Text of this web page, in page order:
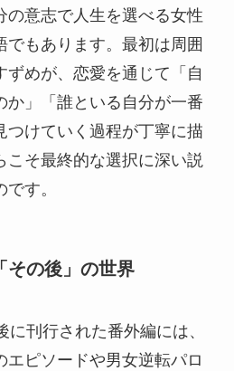
の意志で人生を選べる女性
でもあります。最初は周囲
ずめが、恋愛を通じて「自
か」「誰といる自分が一番
つけていく過程が丁寧に描
こそ最終的な選択に深い説
す。
その後」の世界
刊行された番外編には、
エピソードや男女逆転パロ